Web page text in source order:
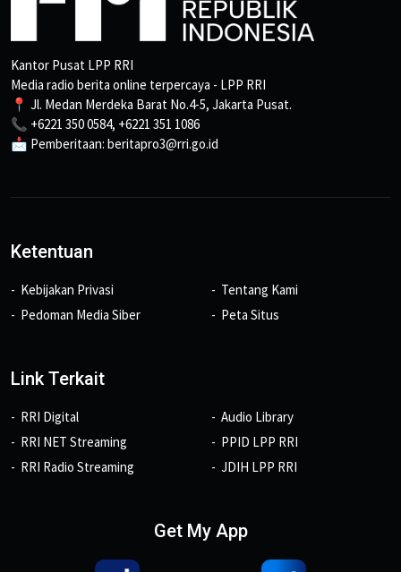
Kantor Pusat LPP RRI
Media radio berita online terpercaya - LPP RRI
📍 Jl. Medan Merdeka Barat No.4-5, Jakarta Pusat.
📞 +6221 350 0584, +6221 351 1086
📩 Pemberitaan: beritapro3@rri.go.id
Ketentuan
Kebijakan Privasi
Pedoman Media Siber
Tentang Kami
Peta Situs
Link Terkait
RRI Digital
RRI NET Streaming
RRI Radio Streaming
Audio Library
PPID LPP RRI
JDIH LPP RRI
Get My App